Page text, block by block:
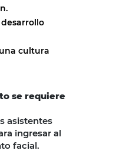
cultura
se requiere
asistentes
ingresar al
facial.